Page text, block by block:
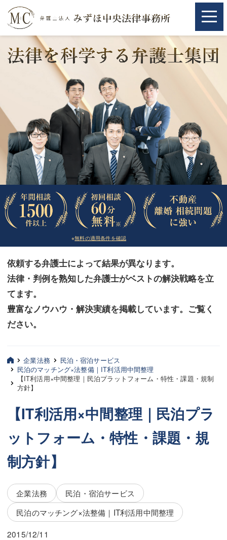
ホーム
相続・遺言
離婚（夫婦間トラブル）
企業法務
労働問題（解雇，残業等）
刑事弁護
交通事故
法律相談など（その他）
お客様へ
みずほ中央の特長・実質編
みずほ中央の特長・形式編
三平 聡史
酒井 博之
坂本 陽一
桶川 聡
三平 隆史
吉元 優仁
小川 祐
弁護士費用
※無料の適用条件を確認
依頼する弁護士によって結果が異なります。
法律・判例を熟知した弁護士がベストの解決戦略を立
てます。
豊富なノウハウ・解決実績を掲載しています。ご覧く
ださい。
ホーム
相続・遺言
離婚（夫婦間トラブル）
企業法務
労働問題（解雇，残業等）
刑事弁護
交通事故
法律相談など（その他）
お客様へ
みずほ中央の特長・実質編
みずほ中央の特長・形式編
三平 聡史
酒井 博之
坂本 陽一
桶川 聡
三平 隆史
吉元 優仁
弁護士費用
不動産
企業法務
民泊・宿泊サービス
民泊のマッチング×法整備｜IT利活用中間整理
【IT利活用×中間整理｜民泊プラットフォーム・特性・課題・規制
方針】
【IT利活用×中間整理｜民泊プラ
ットフォーム・特性・課題・規
制方針】
企業法務
民泊・宿泊サービス
民泊のマッチング×法整備｜IT利活用中間整理
2015/12/11